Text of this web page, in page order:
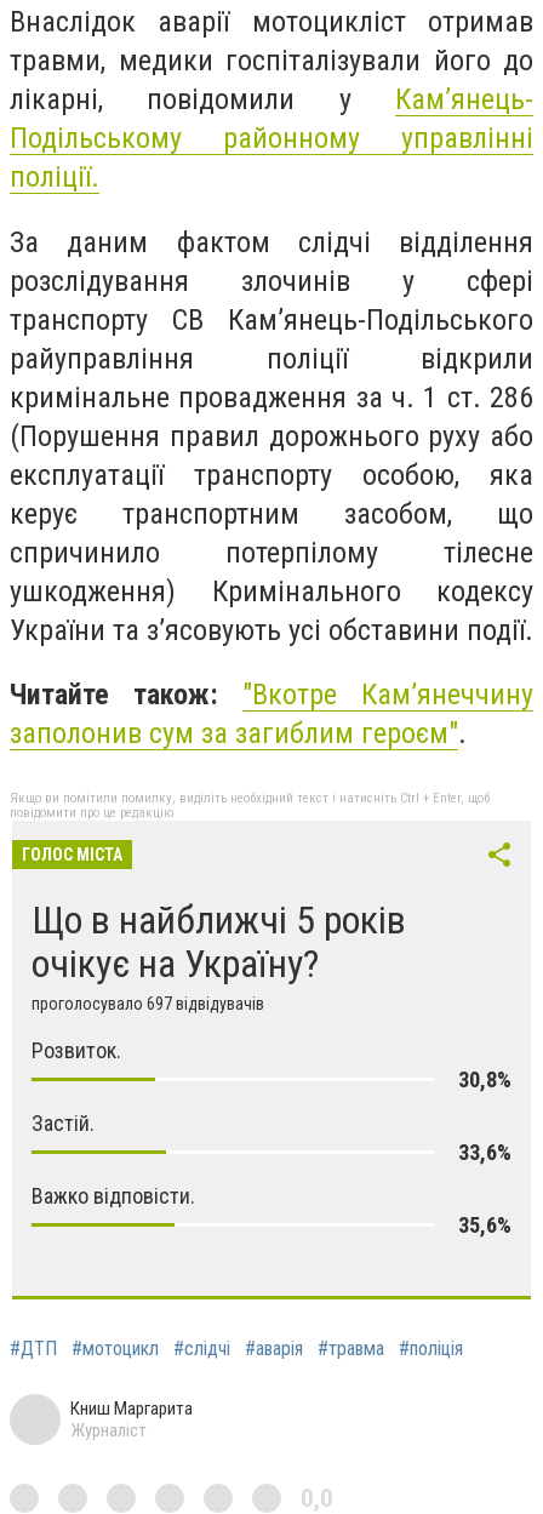
Внаслідок аварії мотоцикліст отримав
травми, медики госпіталізували його до
лікарні, повідомили у Кам’янець-
Подільському районному управлінні
поліції.
За даним фактом слідчі відділення
розслідування злочинів у сфері
транспорту СВ Кам’янець-Подільського
райуправління поліції відкрили
кримінальне провадження за ч. 1 ст. 286
(Порушення правил дорожнього руху або
експлуатації транспорту особою, яка
керує транспортним засобом, що
спричинило потерпілому тілесне
ушкодження) Кримінального кодексу
України та з’ясовують усі обставини події.
Читайте також: "Вкотре Камʼянеччину
заполонив сум за загиблим героєм".
Якщо ви помітили помилку, виділіть необхідний текст і натисніть Ctrl + Enter, щоб
повідомити про це редакцію
ГОЛОС МІСТА
Що в найближчі 5 років
очікує на Україну?
проголосувало 697 відвідувачів
Розвиток.
30,8%
Застій.
33,6%
Важко відповісти.
35,6%
#ДТП #мотоцикл #слідчі #аварія #травма #поліція
Книш Маргарита
Журналіст
0,0